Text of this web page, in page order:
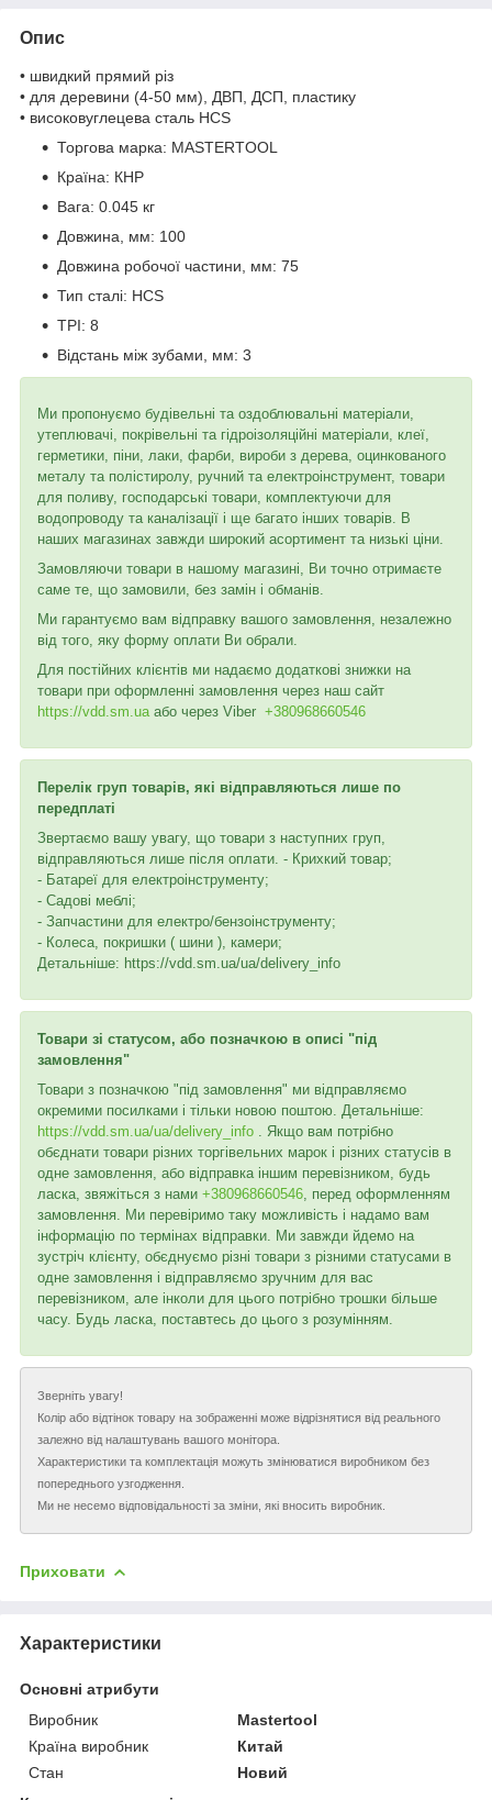
Опис
• швидкий прямий різ
• для деревини (4-50 мм), ДВП, ДСП, пластику
• високовуглецева сталь HCS
Торгова марка: MASTERTOOL
Країна: КНР
Вага: 0.045 кг
Довжина, мм: 100
Довжина робочої частини, мм: 75
Тип сталі: HCS
TPI: 8
Відстань між зубами, мм: 3
Ми пропонуємо будівельні та оздоблювальні матеріали,
утеплювачі, покрівельні та гідроізоляційні матеріали, клеї,
герметики, піни, лаки, фарби, вироби з дерева, оцинкованого
металу та полістиролу, ручний та електроінструмент, товари
для поливу, господарські товари, комплектуючи для
водопроводу та каналізації і ще багато інших товарів. В
наших магазинах завжди широкий асортимент та низькі ціни.
Замовляючи товари в нашому магазині, Ви точно отримаєте
саме те, що замовили, без замін і обманів.
Ми гарантуємо вам відправку вашого замовлення, незалежно
від того, яку форму оплати Ви обрали.
Для постійних клієнтів ми надаємо додаткові знижки на
товари при оформленні замовлення через наш сайт
https://vdd.sm.ua або через Viber +380968660546
Перелік груп товарів, які відправляються лише по
передплаті
Звертаємо вашу увагу, що товари з наступних груп,
відправляються лише після оплати. - Крихкий товар;
- Батареї для електроінструменту;
- Садові меблі;
- Запчастини для електро/бензоінструменту;
- Колеса, покришки ( шини ), камери;
Детальніше: https://vdd.sm.ua/ua/delivery_info
Товари зі статусом, або позначкою в описі "під
замовлення"
Товари з позначкою "під замовлення" ми відправляємо
окремими посилками і тільки новою поштою. Детальніше:
https://vdd.sm.ua/ua/delivery_info . Якщо вам потрібно
обєднати товари різних торгівельних марок і різних статусів в
одне замовлення, або відправка іншим перевізником, будь
ласка, звяжіться з нами +380968660546 , перед оформленням
замовлення. Ми перевіримо таку можливість і надамо вам
інформацію по термінах відправки. Ми завжди йдемо на
зустріч клієнту, обєднуємо різні товари з різними статусами в
одне замовлення і відправляємо зручним для вас
перевізником, але інколи для цього потрібно трошки більше
часу. Будь ласка, поставтесь до цього з розумінням.
Зверніть увагу!
Колір або відтінок товару на зображенні може відрізнятися від реального
залежно від налаштувань вашого монітора.
Характеристики та комплектація можуть змінюватися виробником без
попереднього узгодження.
Ми не несемо відповідальності за зміни, які вносить виробник.
Приховати
Характеристики
Основні атрибути
Виробник
Mastertool
Країна виробник
Китай
Стан
Новий